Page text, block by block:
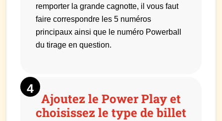
remporter la grande cagnotte, il vous faut
faire correspondre les 5 numéros
principaux ainsi que le numéro Powerball
du tirage en question.
Ajoutez le Power Play et
choisissez le type de billet